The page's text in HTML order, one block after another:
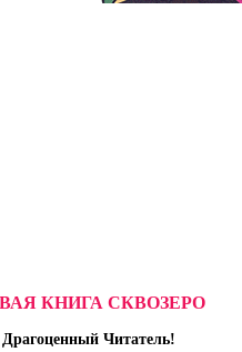
КНИГА СКВОЗЕРО
Драгоценный Читатель!